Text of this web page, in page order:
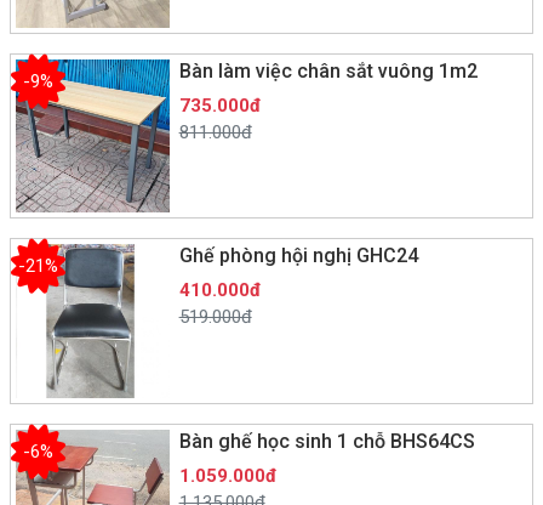
Bàn làm việc chân sắt vuông 1m2
-9%
735.000đ
811.000đ
Ghế phòng hội nghị GHC24
-21%
410.000đ
519.000đ
Bàn ghế học sinh 1 chỗ BHS64CS
-6%
1.059.000đ